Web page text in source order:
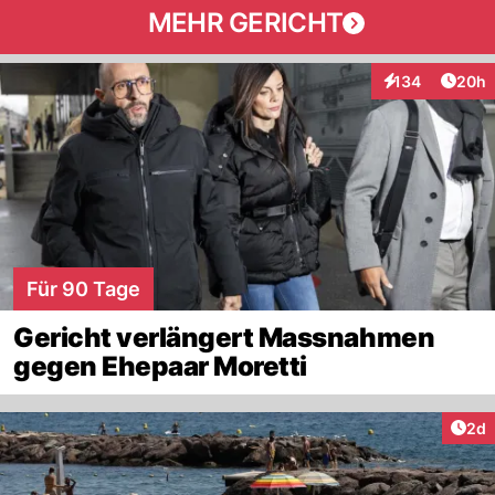
MEHR GERICHT
134
Interaktionen
20h
Für 90 Tage
Gericht verlängert Massnahmen
gegen Ehepaar Moretti
2d